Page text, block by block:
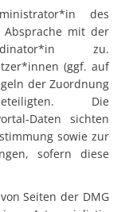
des
Absprache mit der
zu.
(ggf. auf
der Zuordnung
Die
Daten sichten
sowie zur
sofern diese
Seiten der DMG